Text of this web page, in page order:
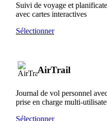
Suivi de voyage et
avec cartes interactives
Sélectionner
AirTrail
Journal de vol personnel
prise en charge multi-
Sélectionner